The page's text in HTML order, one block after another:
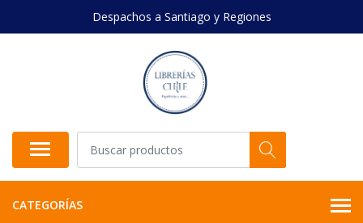
Despachos a Santiago y Regiones
CATEGORÍAS